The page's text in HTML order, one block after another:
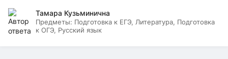
Тамара Кузьминична
Предметы: Подготовка к ЕГЭ, Литература, Подготовка
к ОГЭ, Русский язык